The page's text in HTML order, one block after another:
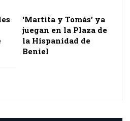
‘Martita y Tomás’ ya
juegan en la Plaza de
la Hispanidad de
Beniel